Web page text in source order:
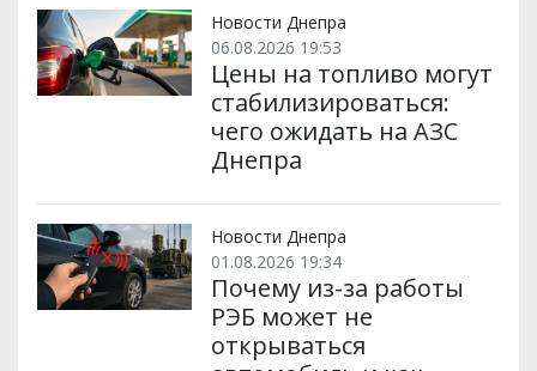
и k m p
Новости Днепра
06.08.2026 19:53
Цены на топливо могут
стабилизироваться:
чего ожидать на АЗС
Днепра
Новости Днепра
01.08.2026 19:34
Почему из-за работы
РЭБ может не
открываться